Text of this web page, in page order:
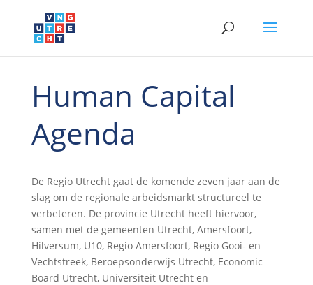
Human Capital
Agenda
De Regio Utrecht gaat de komende zeven jaar aan de
slag om de regionale arbeidsmarkt structureel te
verbeteren. De provincie Utrecht heeft hiervoor,
samen met de gemeenten Utrecht, Amersfoort,
Hilversum, U10, Regio Amersfoort, Regio Gooi- en
Vechtstreek, Beroepsonderwijs Utrecht, Economic
Board Utrecht, Universiteit Utrecht en